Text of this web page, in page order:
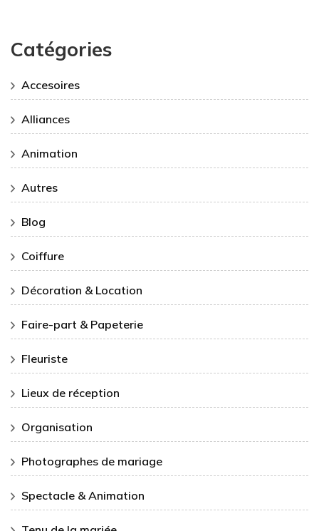
Catégories
Accesoires
Alliances
Animation
Autres
Blog
Coiffure
Décoration & Location
Faire-part & Papeterie
Fleuriste
Lieux de réception
Organisation
Photographes de mariage
Spectacle & Animation